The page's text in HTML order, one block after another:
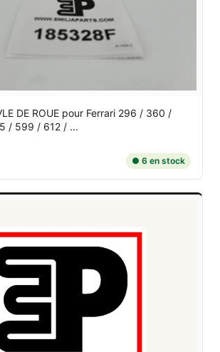
DE ROUE pour Ferrari 296 / 360 /
/ 599 / 612 / ...
● 6 en stock